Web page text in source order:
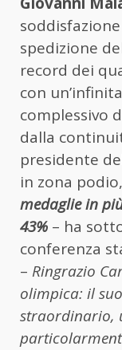
spedizione
record dei
con
complessivo
dalla
presidente
in zona
medaglie in
43% – ha
conferenza
– Ringrazio
olimpica: il
straordinario,